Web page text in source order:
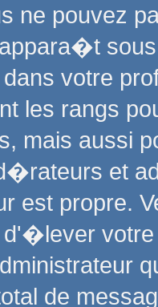
pouvez
votre
les rangs
mais aussi
et
est propre.
de